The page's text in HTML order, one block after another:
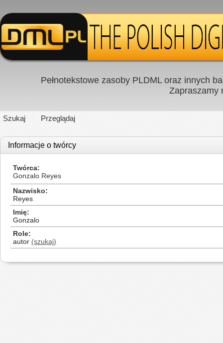
Pełnotekstowe zasoby PLDML oraz innych
Zapraszamy
Szukaj Przeglądaj
Informacje o twórcy
Twórca
Gonzalo Reyes
Nazwisko
Reyes
Imię
Gonzalo
Role
autor (szukaj)